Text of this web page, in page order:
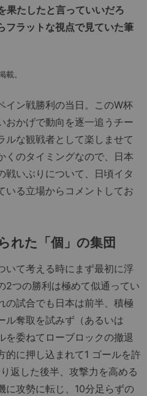
果たしたと言っていいだろ
フラットな視点で見ていた筆
載。
ン戦勝利の当日。このW杯
おかげで動向を逐一追うチー
ルな観戦者として楽しませて
くのタイミングなので、日本
戦いぶりについて、日頃イタ
いる立場からコメントしてお
れた「個」の集団
て考える時にまず最初に浮
2つの勝利は極めて似通ってい
の試合でも日本は前半、積極
ル奪取を試みず（あるいは
を委ねてローブロックの撤退
的に押し込まれて1 ゴールを許
返した後半、攻撃力を高める
に攻勢に転じ、10分足らずの